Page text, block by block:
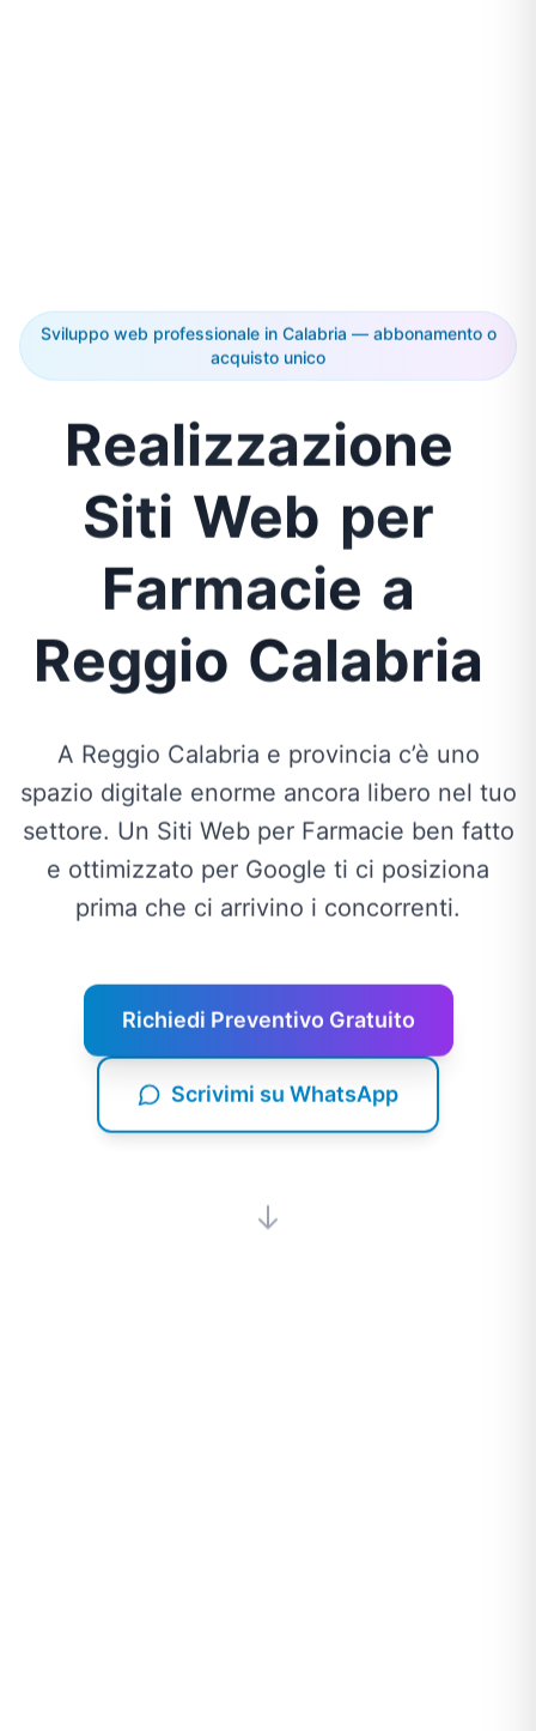
Sviluppo web professionale in Calabria — abbonamento o
acquisto unico
Realizzazione
Siti Web per
Farmacie a
Reggio Calabria
A Reggio Calabria e provincia c’è uno
spazio digitale enorme ancora libero nel tuo
settore. Un Siti Web per Farmacie ben fatto
e ottimizzato per Google ti ci posiziona
prima che ci arrivino i concorrenti.
Richiedi Preventivo Gratuito
Scrivimi su WhatsApp